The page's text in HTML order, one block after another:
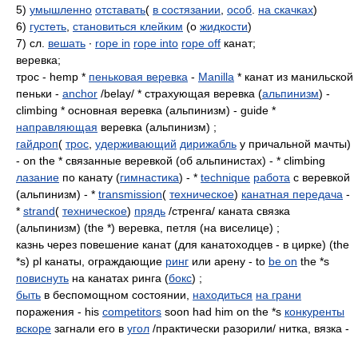
5) умышленно отставать( в состязании особ на скачках)
6) густеть становиться клейким (о жидкости)
7) сл. вешать ∙ rope in rope into rope off канат;
веревка;
трос - hemp * пеньковая веревка - Manilla * канат из манильской
пеньки - anchor /belay/ * страхующая веревка (альпинизм) -
climbing * основная веревка (альпинизм) - guide *
направляющая веревка (альпинизм) ;
гайдроп( трос удерживающий дирижабль у причальной мачты)
- on the * связанные веревкой (об альпинистах) - * climbing
лазание по канату (гимнастика) - * technique работа с веревкой
(альпинизм) - * transmission( техническое) канатная передача -
* strand( техническое) прядь /стренга/ каната связка
(альпинизм) (the *) веревка, петля (на виселице) ;
казнь через повешение канат (для канатоходцев - в цирке) (the
*s) pl канаты, ограждающие ринг или арену - to be on the *s
повиснуть на канатах ринга (бокс) ;
быть в беспомощном состоянии, находиться на грани
поражения - his competitors soon had him on the *s конкуренты
вскоре загнали его в угол /практически разорили/ нитка, вязка -